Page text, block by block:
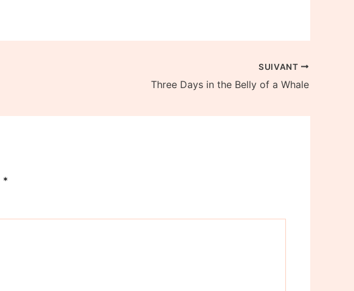
SUIVANT
Three Days in the Belly of a Whale
*